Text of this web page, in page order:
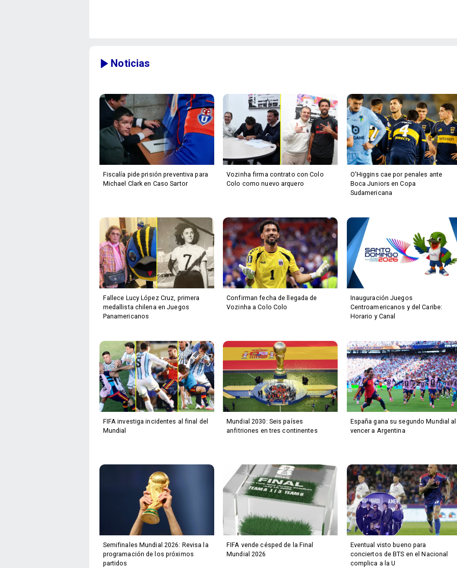
Noticias
Fiscalía pide prisión preventiva para
Michael Clark en Caso Sartor
Vozinha firma contrato con Colo
Colo como nuevo arquero
O'Higgins cae por penales ante
Boca Juniors en Copa
Sudamericana
Fallece Lucy López Cruz, primera
medallista chilena en Juegos
Panamericanos
Confirman fecha de llegada de
Vozinha a Colo Colo
Inauguración Juegos
Centroamericanos y del Caribe:
Horario y Canal
FIFA investiga incidentes al final del
Mundial
Mundial 2030: Seis países
anfitriones en tres continentes
España gana su segundo Mundial al
vencer a Argentina
Semifinales Mundial 2026: Revisa la
programación de los próximos
partidos
FIFA vende césped de la Final
Mundial 2026
Eventual visto bueno para
conciertos de BTS en el Nacional
complica a la U